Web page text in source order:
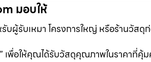
มอบให้
บผู้รับเหมา โครงการใหญ่ หรือร้านวัสดุ
เพื่อให้คุณได้รับวัสดุคุณภาพในราคาที่คุ้ม